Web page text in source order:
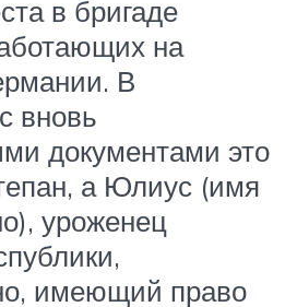
в бригаде
на
В
вновь
документами это
а Юлиус (имя
уроженец
имеющий право